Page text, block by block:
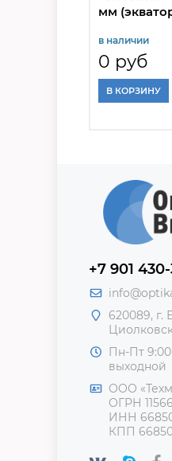
мм
в наличии
0 руб
В КОРЗИНУ
+7 901
620089, г.
Пн-Пт
выходной
ООО
ОГРН
ИНН
КПП